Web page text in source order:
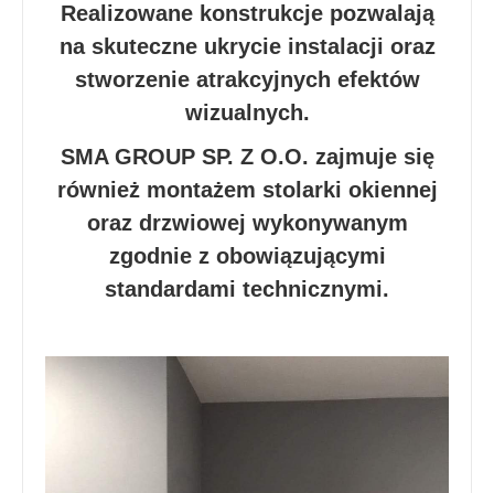
Realizowane konstrukcje pozwalają
na skuteczne ukrycie instalacji oraz
stworzenie atrakcyjnych efektów
wizualnych.
SMA GROUP SP. Z O.O. zajmuje się
również montażem stolarki okiennej
oraz drzwiowej wykonywanym
zgodnie z obowiązującymi
standardami technicznymi.